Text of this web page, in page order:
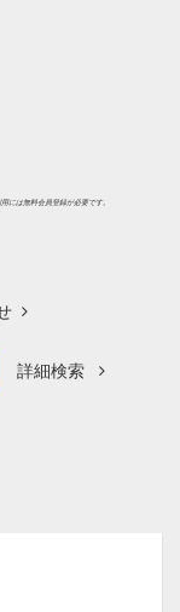
用には無料会員登録が必要です。
詳細検索